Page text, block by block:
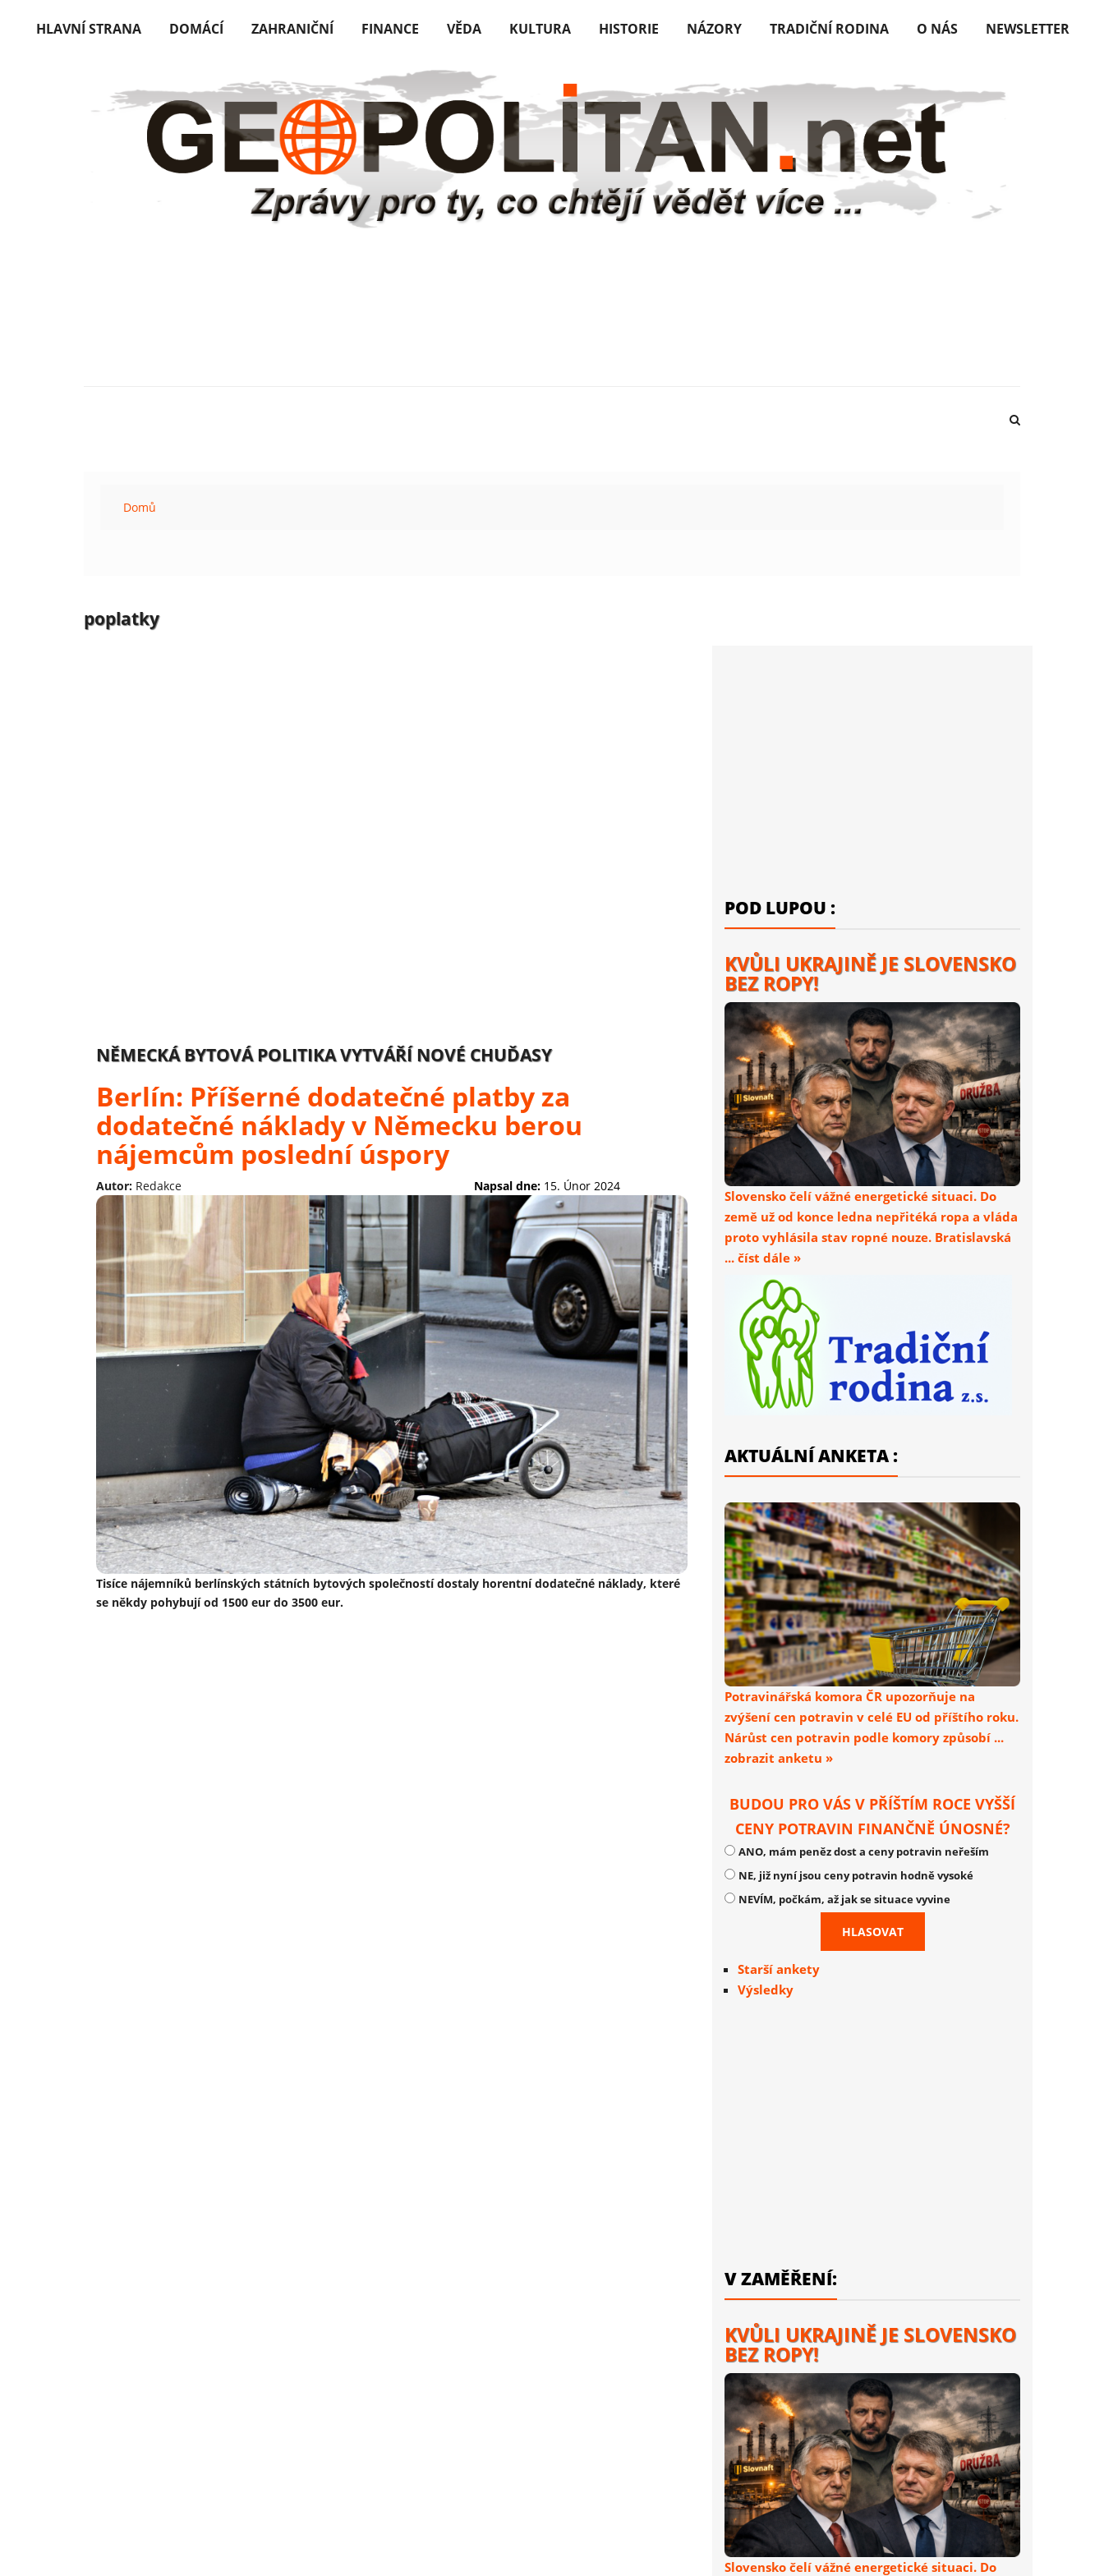
HLAVNÍ STRANA DOMÁCÍ ZAHRANIČNÍ FINANCE VĚDA KULTURA HISTORIE NÁZORY TRADIČNÍ RODINA O NÁS NEWSLETTER
Domů
poplatky
NĚMECKÁ BYTOVÁ POLITIKA VYTVÁŘÍ NOVÉ CHUĎASY
Berlín: Příšerné dodatečné platby za
dodatečné náklady v Německu berou
nájemcům poslední úspory
Autor: Redakce Napsal dne: 15. Únor 2024
Tisíce nájemníků berlínských státních bytových společností dostaly horentní dodatečné náklady, které
se někdy pohybují od 1500 eur do 3500 eur.
POD LUPOU :
KVŮLI UKRAJINĚ JE SLOVENSKO
BEZ ROPY!
Slovensko čelí vážné energetické situaci. Do
země už od konce ledna nepřitéká ropa a vláda
proto vyhlásila stav ropné nouze. Bratislavská
... číst dále »
AKTUÁLNÍ ANKETA :
Potravinářská komora ČR upozorňuje na
zvýšení cen potravin v celé EU od příštího roku.
Nárůst cen potravin podle komory způsobí ...
zobrazit anketu »
BUDOU PRO VÁS V PŘÍŠTÍM ROCE VYŠŠÍ
CENY POTRAVIN FINANČNĚ ÚNOSNÉ?
ANO, mám peněz dost a ceny potravin neřeším
NE, již nyní jsou ceny potravin hodně vysoké
NEVÍM, počkám, až jak se situace vyvine
Starší ankety
Výsledky
V ZAMĚŘENÍ:
KVŮLI UKRAJINĚ JE SLOVENSKO
BEZ ROPY!
Slovensko čelí vážné energetické situaci. Do